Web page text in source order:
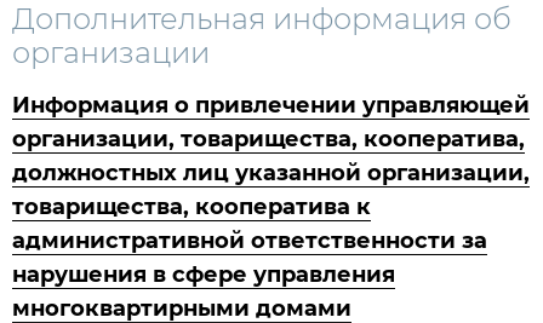
Дополнительная информация об
организации
Информация о привлечении управляющей
организации, товарищества, кооператива,
должностных лиц указанной организации,
товарищества, кооператива к
административной ответственности за
нарушения в сфере управления
многоквартирными домами